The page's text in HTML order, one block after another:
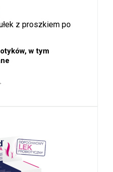
z proszkiem po
w tym